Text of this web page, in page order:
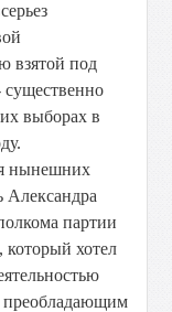
взятой под
выборах в
нынешних
Александра
партии
который хотел
преобладающим